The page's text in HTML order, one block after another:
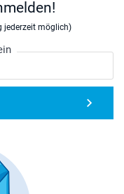
jederzeit möglich)